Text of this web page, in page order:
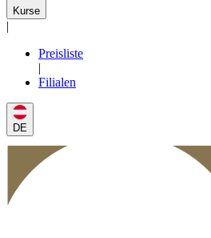
Kurse
|
Preisliste
|
Filialen
DE